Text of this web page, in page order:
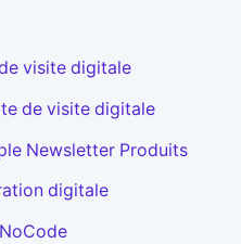
visite digitale
de visite digitale
Newsletter Produits
digitale